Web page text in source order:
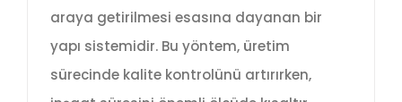
araya getirilmesi esasına dayanan bir
yapı sistemidir. Bu yöntem, üretim
sürecinde kalite kontrolünü artırırken,